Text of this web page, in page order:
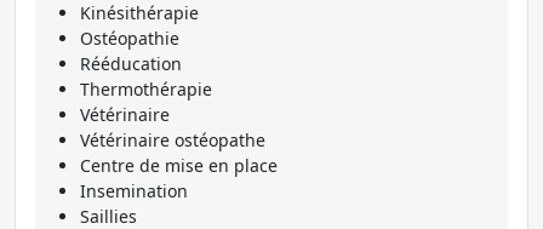
Kinésithérapie
Ostéopathie
Rééducation
Thermothérapie
Vétérinaire
Vétérinaire ostéopathe
Centre de mise en place
Insemination
Saillies